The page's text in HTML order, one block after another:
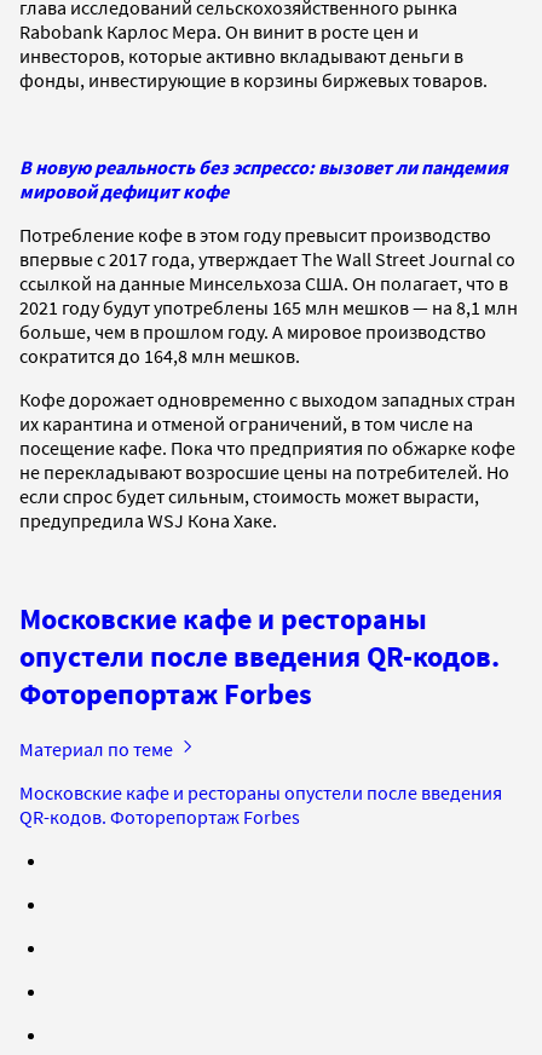
глава исследований сельскохозяйственного рынка
Rabobank Карлос Мера. Он винит в росте цен и
инвесторов, которые активно вкладывают деньги в
фонды, инвестирующие в корзины биржевых товаров.
В новую реальность без эспрессо: вызовет ли пандемия
мировой дефицит кофе
Потребление кофе в этом году превысит производство
впервые с 2017 года, утверждает The Wall Street Journal со
ссылкой на данные Минсельхоза США. Он полагает, что в
2021 году будут употреблены 165 млн мешков — на 8,1 млн
больше, чем в прошлом году. А мировое производство
сократится до 164,8 млн мешков.
Кофе дорожает одновременно с выходом западных стран
их карантина и отменой ограничений, в том числе на
посещение кафе. Пока что предприятия по обжарке кофе
не перекладывают возросшие цены на потребителей. Но
если спрос будет сильным, стоимость может вырасти,
предупредила WSJ Кона Хаке.
Московские кафе и рестораны
опустели после введения QR-кодов.
Фоторепортаж Forbes
Материал по теме
Московские кафе и рестораны опустели после введения
QR-кодов. Фоторепортаж Forbes